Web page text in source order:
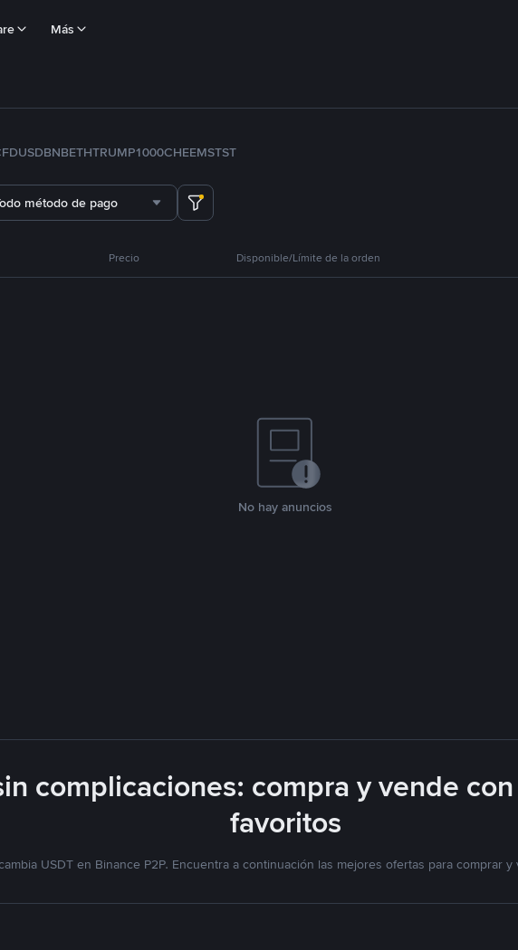
Más
FDUSDBNBETHTRUMP1000CHEEMSTST
método de pago
Precio Disponible/Límite de la orden
No hay anuncios
complicaciones: compra y vende
favoritos
USDT en Binance P2P. Encuentra a continuación las mejores ofertas para comprar y